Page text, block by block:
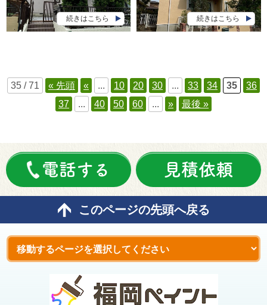
続きはこちら 続きはこちら
35 / 71 « 先頭 « ... 10 20 30 ... 33 34 35
36
37
... 40 50 60 ... » 最後 »
電話する 見積依頼
このページの先頭へ戻る